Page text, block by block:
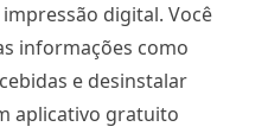
digital. Você
informações como
e desinstalar
aplicativo gratuito